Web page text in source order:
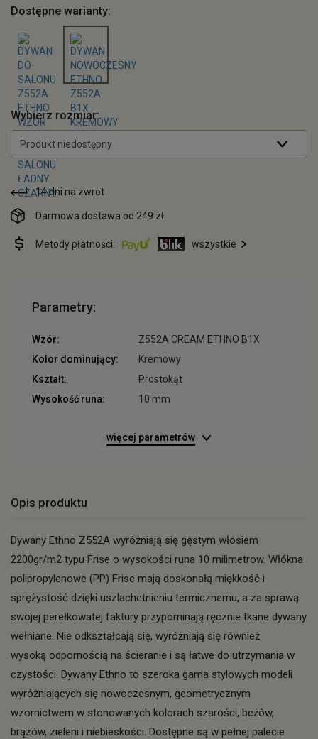
Dostępne warianty:
Wybierz rozmiar:
Produkt niedostępny
14 dni na zwrot
Darmowa dostawa od 249 zł
Metody płatności: wszystkie
Parametry:
Wzór:
Z552A CREAM ETHNO B1X
Kolor dominujący:
Kremowy
Kształt:
Prostokąt
Wysokość runa:
10 mm
więcej parametrów
Opis produktu
Dywany Ethno Z552A wyróżniają się gęstym włosiem
2200gr/m2 typu Frise o wysokości runa 10 milimetrow. Włókna
polipropylenowe (PP) Frise mają doskonałą miękkość i
sprężystość dzięki uszlachetnieniu termicznemu, a za sprawą
swojej perełkowatej faktury przypominają ręcznie tkane dywany
wełniane. Nie odkształcają się, wyróżniają się również
wysoką odpornością na ścieranie i są łatwe do utrzymania w
czystości. Dywany Ethno to szeroka gama stylowych modeli
wyróżniających się nowoczesnym, geometrycznym
wzornictwem w stonowanych kolorach szarości, beżów,
brązów, zieleni i niebieskości. Dostępne są w pełnej palecie